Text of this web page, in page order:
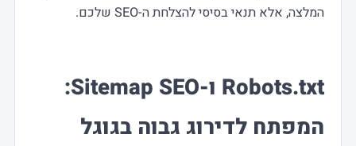
המלצה, אלא תנאי בסיסי להצלחת ה-SEO שלכם.
Robots.txt ו-Sitemap SEO:
המפתח לדירוג גבוה בגוגל